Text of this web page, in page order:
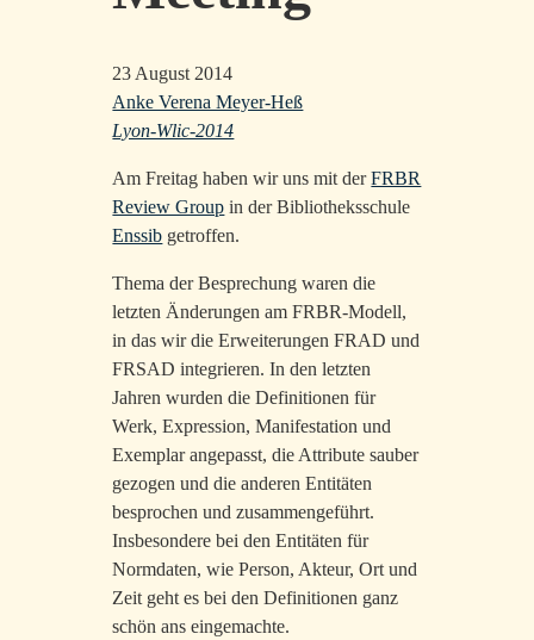
23 August 2014
Anke Verena Meyer-Heß
Lyon-Wlic-2014
Am Freitag haben wir uns mit derFRBR
Review Group in der Bibliotheksschule
Enssib getroffen.
Thema der Besprechung waren die
letzten Änderungen am FRBR-Modell,
in das wir die Erweiterungen FRAD und
FRSAD integrieren. In den letzten
Jahren wurden die Definitionen für
Werk, Expression, Manifestation und
Exemplar angepasst, die Attribute sauber
gezogen und die anderen Entitäten
besprochen und zusammengeführt.
Insbesondere bei den Entitäten für
Normdaten, wie Person, Akteur, Ort und
Zeit geht es bei den Definitionen ganz
schön ans eingemachte.